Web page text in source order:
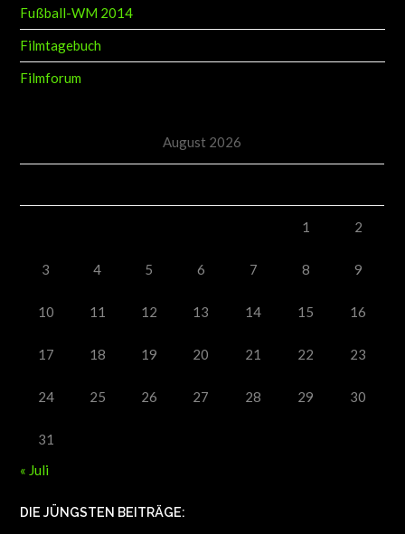
Fußball-WM 2014
Filmtagebuch
Filmforum
August 2026
1 2
3 4 5 6 7 8 9
10 11 12 13 14 15 16
17 18 19 20 21 22 23
24 25 26 27 28 29 30
31
« Juli
DIE JÜNGSTEN BEITRÄGE: